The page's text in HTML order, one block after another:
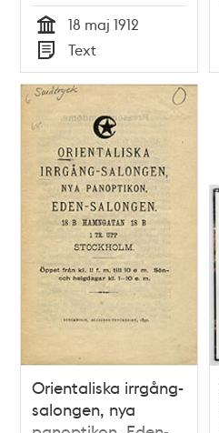
1912
Tid
18 maj 1912
Typ
Text
Orientaliska irrgång-
salongen, nya